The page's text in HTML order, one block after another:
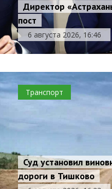
Директор
пост
6 августа 2026, 16:46
Транспорт
Суд установил
дороги в Тишково